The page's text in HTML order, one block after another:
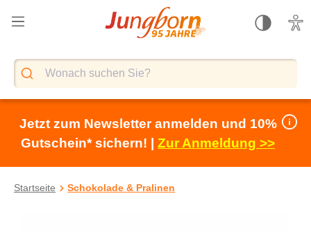
springen
Jetzt zum Newsletter anmelden und 10%
Gutschein* sichern! | Zur Anmeldung >>
Startseite Schokolade & Pralinen